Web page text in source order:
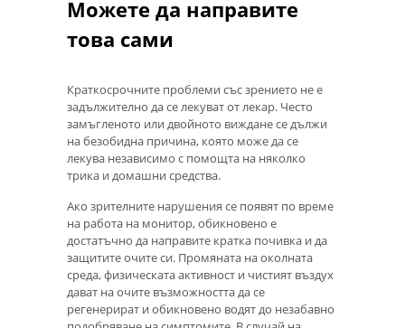
Можете да направите
това сами
Краткосрочните проблеми със зрението не е
задължително да се лекуват от лекар. Често
замъгленото или двойното виждане се дължи
на безобидна причина, която може да се
лекува независимо с помощта на няколко
трика и домашни средства.
Ако зрителните нарушения се появят по време
на работа на монитор, обикновено е
достатъчно да направите кратка почивка и да
защитите очите си. Промяната на околната
среда, физическата активност и чистият въздух
дават на очите възможността да се
регенерират и обикновено водят до незабавно